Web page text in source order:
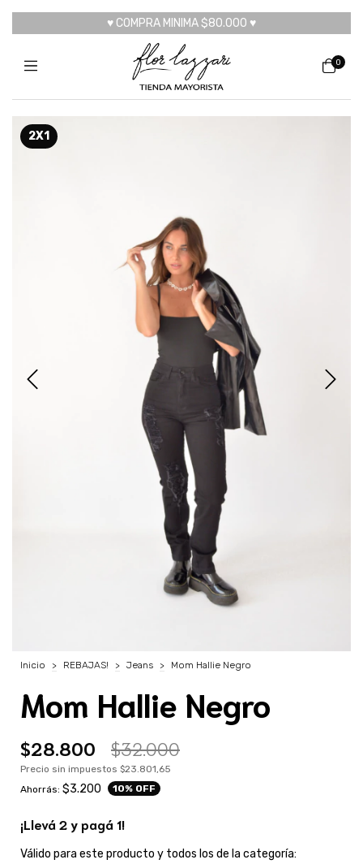
♥ COMPRA MINIMA $80.000 ♥
0
2X1
Inicio > REBAJAS! > Jeans > Mom Hallie Negro
Mom Hallie Negro
$28.800 $32.000
Precio sin impuestos $23.801,65
Ahorrás: $3.200 10% OFF
¡Llevá 2 y pagá 1!
Válido para este producto y todos los de la categoría: